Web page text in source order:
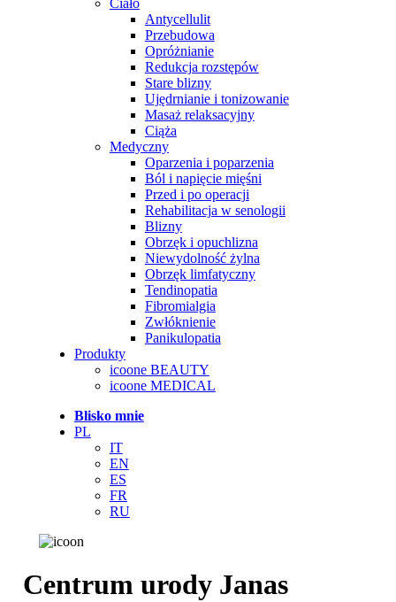
Ciało
Antycellulit
Przebudowa
Opróżnianie
Redukcja rozstępów
Stare blizny
Ujędrnianie i tonizowanie
Masaż relaksacyjny
Ciąża
Medyczny
Oparzenia i poparzenia
Ból i napięcie mięśni
Przed i po operacji
Rehabilitacja w senologii
Blizny
Obrzęk i opuchlizna
Niewydolność żylna
Obrzęk limfatyczny
Tendinopatia
Fibromialgia
Zwłóknienie
Panikulopatia
Produkty
icoone BEAUTY
icoone MEDICAL
Blisko mnie
PL
IT
EN
ES
FR
RU
Centrum urody Janas